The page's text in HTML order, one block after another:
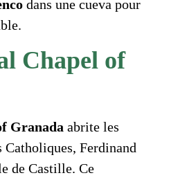
dans une cueva pour
Chapel of
Granada abrite les
Catholiques, Ferdinand
de Castille. Ce